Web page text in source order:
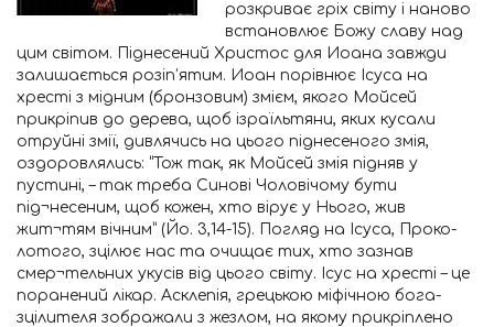
розкриває гріх світу і наново
встановлює Божу славу над
цим світом. Піднесений Христос для Иоана завжди
залишається розіп’ятим. Иоан порівнює Ісуса на
хресті з мідним (бронзовим) змієм, якого Мойсей
прикріпив до дерева, щоб ізраїльтяни, яких кусали
отруйні змії, дивлячись на цього піднесеного змія,
оздоровлялись: “Тож так, як Мойсей змія підняв у
пустині, – так треба Синові Чоловічому бути
під¬несеним, щоб кожен, хто вірує у Нього, жив
жит¬тям вічним” (Йо. 3,14-15). Погляд на Ісуса, Проко-
лотого, зцілює нас та очищає тих, хто зазнав
смер¬тельних укусів від цього світу. Ісус на хресті – це
поранений лікар. Асклепія, грецькою міфічною бога-
зцілителя зображали з жезлом, на якому прикріплено